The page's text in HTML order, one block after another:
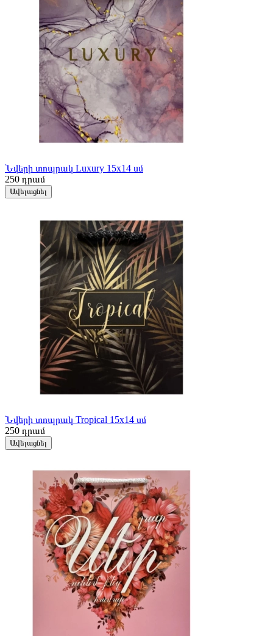
Նվերի տոպրակ Luxury 15x14 սմ
250 դրամ
Ավելացնել
Նվերի տոպրակ Tropical 15x14 սմ
250 դրամ
Ավելացնել